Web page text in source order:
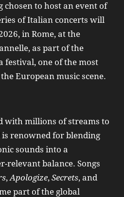
to host an event of
of Italian concerts will
in Rome, at the
as part of the
festival, one of the most
European music scene.
with millions of streams to
renowned for blending
sounds into a
relevant balance. Songs
, Apologize, Secrets, and
part of the global